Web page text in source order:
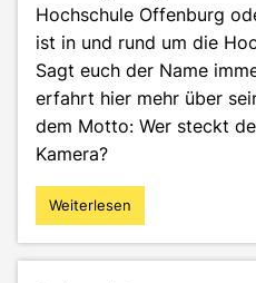
Hochschule Offenburg
ist in und rund um die
Sagt euch der Name
erfahrt hier mehr über
dem Motto: Wer steckt
Kamera?
"Alexander
Weigand
Weiterlesen